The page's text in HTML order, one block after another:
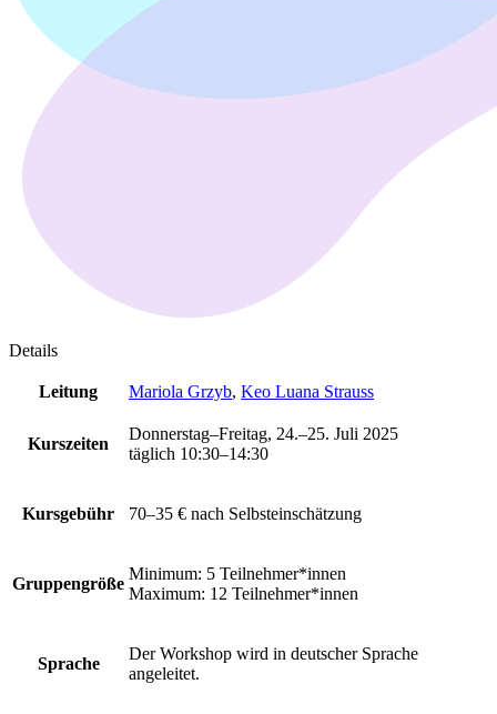
Details
Leitung Mariola Grzyb, Keo Luana Strauss
Kurszeiten
Donnerstag–Freitag, 24.–25. Juli 2025
täglich 10:30–14:30
Kursgebühr 70–35 € nach Selbsteinschätzung
Gruppengröße
Minimum: 5 Teilnehmer*innen
Maximum: 12 Teilnehmer*innen
Sprache
Der Workshop wird in deutscher Sprache
angeleitet.